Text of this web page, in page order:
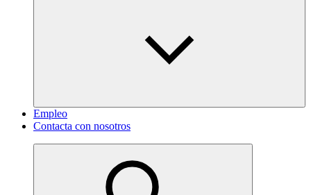
Empleo
Contacta con nosotros